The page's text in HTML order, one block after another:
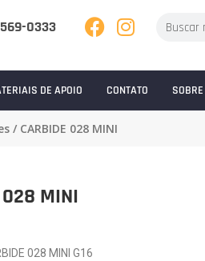
0333
DE APOIO CONTATO
/ CARBIDE 028 MINI
028 MINI
028 MINI G16